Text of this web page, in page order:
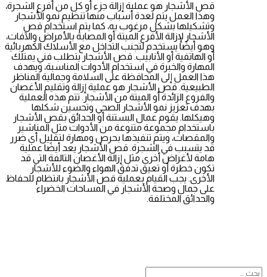
قص الأشجار هو عملية إزالة جزء أو كل من أفرع الشجرة،
وهذا العمل يتم لعدة أسباب منها تنظيم نمو الأشجار
وتشكيلها بشكل مرغوب به، كما يتم استخدام قص
الأشجار لإزالة الأفرع الميتة أو المصابة بالأمراض والآفات،
وهو أيضًا يستخدم لتجنب التداخل مع الأسلاك الكهربائية
أو الهاتفية أو الأنابيب. قص الأشجار يتطلب فني يمتلك
المهارة والخبرة في استخدام الأدوات المناسبة، ويهدف
هذا العمل إلى المحافظة على السلامة وجمالية المناظر
الطبيعية. قص الأشجار هو عملية إزالة وتقليم الأغصان
والفروع الزائدة أو الميتة من الأشجار. تتم هذه العملية
بهدف تعزيز نمو الأشجار الصحي وتحسين شكلها
وهيكلها. يقوم عمال البستنة أو الحدائق بقص الأشجار
باستخدام مجموعة متنوعة من الأدوات مثل المناشير
والمقصات، ويتم تنفيذها بحرص ومهارة لتقليل أي ضرر
قد يتسبب في الشجرة. قص الأشجار يعد أيضًا عملية
هامة لأغراض أخرى مثل إزالة الأغصان التالفة التي قد
تكون خطرة أو تعيق تدفق الهواء والضوء للأشجار
الأخرى. يجب القيام بعملية قص الأشجار بانتظام للحفاظ
على جمال وصحة الأشجار في المساحات الخضراء
والحدائق المختلفة.